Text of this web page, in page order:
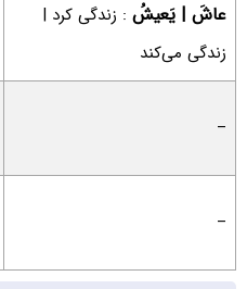
عاشَ | یَعیشُ : زندگی کرد |
زندگی می‌کند
–
–